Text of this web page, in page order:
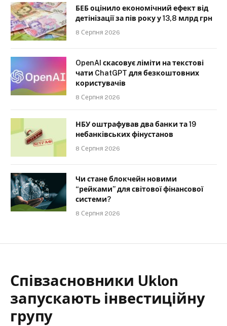
БЕБ оцінило економічний ефект від
детінізації за пів року у 13,8 млрд грн
8 Серпня 2026
OpenAI скасовує ліміти на текстові
чати ChatGPT для безкоштовних
користувачів
8 Серпня 2026
НБУ оштрафував два банки та 19
небанківських фінустанов
8 Серпня 2026
Чи стане блокчейн новими
“рейками” для світової фінансової
системи?
8 Серпня 2026
Співзасновники Uklon
запускають інвестиційну
групу